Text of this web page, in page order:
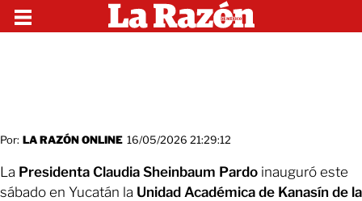
Por: LA RAZÓN ONLINE 16/05/2026 21:29:12
La Presidenta Claudia Sheinbaum Pardo inauguró este
sábado en Yucatán la Unidad Académica de Kanasín de la